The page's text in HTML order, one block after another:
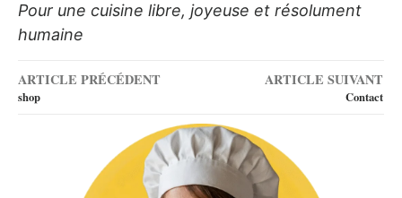
Pour une cuisine libre, joyeuse et résolument
humaine
ARTICLE PRÉCÉDENT
shop
ARTICLE SUIVANT
Contact